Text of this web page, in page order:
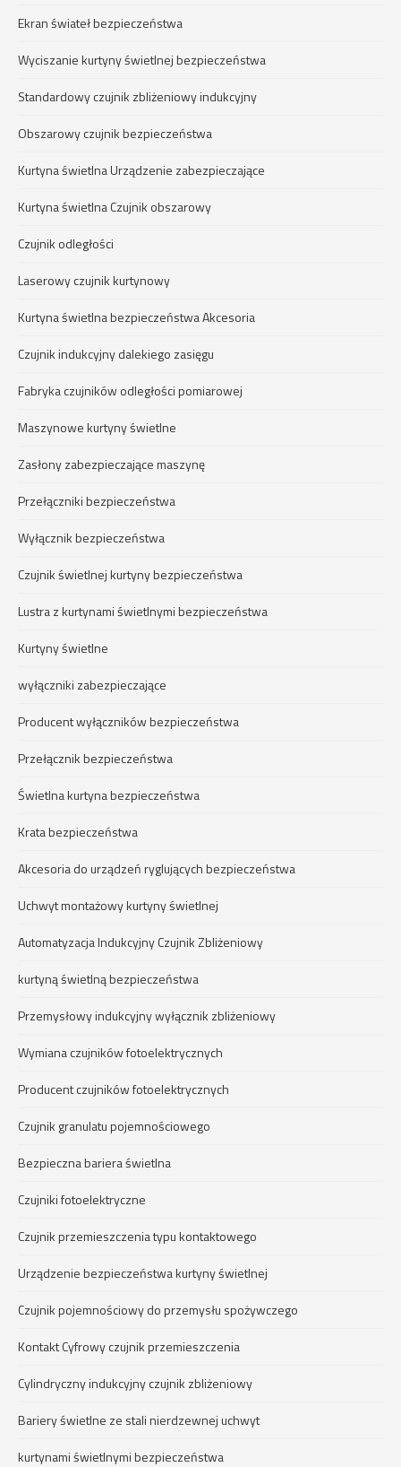
Ekran świateł bezpieczeństwa
Wyciszanie kurtyny świetlnej bezpieczeństwa
Standardowy czujnik zbliżeniowy indukcyjny
Obszarowy czujnik bezpieczeństwa
Kurtyna świetlna Urządzenie zabezpieczające
Kurtyna świetlna Czujnik obszarowy
Czujnik odległości
Laserowy czujnik kurtynowy
Kurtyna świetlna bezpieczeństwa Akcesoria
Czujnik indukcyjny dalekiego zasięgu
Fabryka czujników odległości pomiarowej
Maszynowe kurtyny świetlne
Zasłony zabezpieczające maszynę
Przełączniki bezpieczeństwa
Wyłącznik bezpieczeństwa
Czujnik świetlnej kurtyny bezpieczeństwa
Lustra z kurtynami świetlnymi bezpieczeństwa
Kurtyny świetlne
wyłączniki zabezpieczające
Producent wyłączników bezpieczeństwa
Przełącznik bezpieczeństwa
Świetlna kurtyna bezpieczeństwa
Krata bezpieczeństwa
Akcesoria do urządzeń ryglujących bezpieczeństwa
Uchwyt montażowy kurtyny świetlnej
Automatyzacja Indukcyjny Czujnik Zbliżeniowy
kurtyną świetlną bezpieczeństwa
Przemysłowy indukcyjny wyłącznik zbliżeniowy
Wymiana czujników fotoelektrycznych
Producent czujników fotoelektrycznych
Czujnik granulatu pojemnościowego
Bezpieczna bariera świetlna
Czujniki fotoelektryczne
Czujnik przemieszczenia typu kontaktowego
Urządzenie bezpieczeństwa kurtyny świetlnej
Czujnik pojemnościowy do przemysłu spożywczego
Kontakt Cyfrowy czujnik przemieszczenia
Cylindryczny indukcyjny czujnik zbliżeniowy
Bariery świetlne ze stali nierdzewnej uchwyt
kurtynami świetlnymi bezpieczeństwa